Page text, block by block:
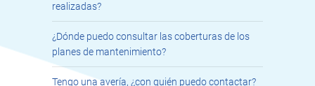
realizadas?
¿Dónde puedo consultar las coberturas de los
planes de mantenimiento?
Tengo una avería, ¿con quién puedo contactar?